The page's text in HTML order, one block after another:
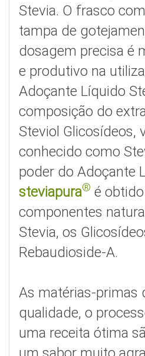
Stevia. O frasco
tampa de
dosagem precisa é
e produtivo na
Adoçante Líquido
composição do
Steviol Glicosídeos,
conhecido como
poder do Adoçante
steviapura® é
componentes
Stevia, os
Rebaudioside-A.
As matérias-primas
qualidade, o
uma receita ótima